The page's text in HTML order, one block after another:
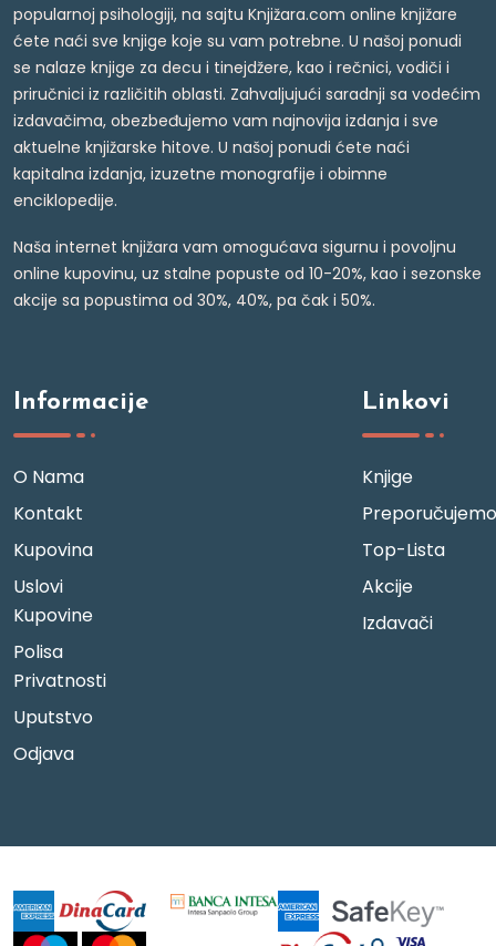
popularnoj psihologiji, na sajtu Knjižara.com online knjižare
ćete naći sve knjige koje su vam potrebne. U našoj ponudi
se nalaze knjige za decu i tinejdžere, kao i rečnici, vodiči i
priručnici iz različitih oblasti. Zahvaljujući saradnji sa vodećim
izdavačima, obezbeđujemo vam najnovija izdanja i sve
aktuelne knjižarske hitove. U našoj ponudi ćete naći
kapitalna izdanja, izuzetne monografije i obimne
enciklopedije.
Naša internet knjižara vam omogućava sigurnu i povoljnu
online kupovinu, uz stalne popuste od 10-20%, kao i sezonske
akcije sa popustima od 30%, 40%, pa čak i 50%.
Informacije
O Nama
Kontakt
Kupovina
Uslovi
Kupovine
Polisa
Privatnosti
Uputstvo
Odjava
Linkovi
Knjige
Preporučujemo
Top-Lista
Akcije
Izdavači